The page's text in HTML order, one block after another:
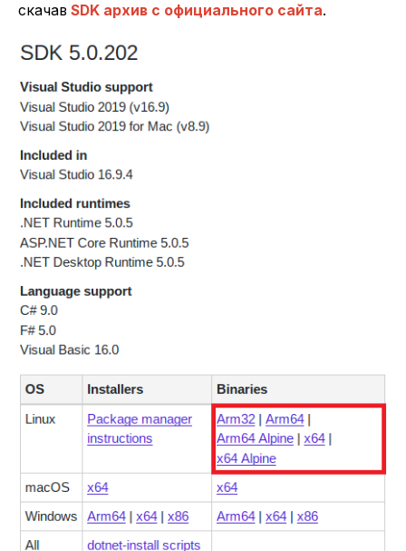
скачав SDK архив с официального сайта.